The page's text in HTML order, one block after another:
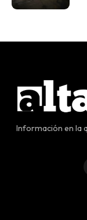
Información en la